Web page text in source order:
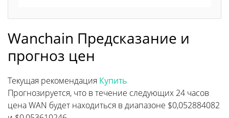
Wanchain Предсказание и
прогноз цен
Текущая рекомендация Купить
Прогнозируется, что в течение следующих 24 часов
цена WAN будет находиться в диапазоне $0,052884082